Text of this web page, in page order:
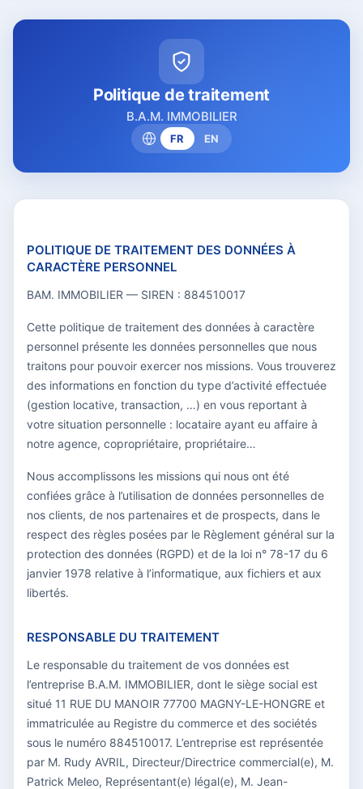
Politique de traitement
B.A.M. IMMOBILIER
FR EN
POLITIQUE DE TRAITEMENT DES DONNÉES À
CARACTÈRE PERSONNEL
BAM. IMMOBILIER — SIREN : 884510017
Cette politique de traitement des données à caractère
personnel présente les données personnelles que nous
traitons pour pouvoir exercer nos missions. Vous trouverez
des informations en fonction du type d’activité effectuée
(gestion locative, transaction, …) en vous reportant à
votre situation personnelle : locataire ayant eu affaire à
notre agence, copropriétaire, propriétaire…
Nous accomplissons les missions qui nous ont été
confiées grâce à l’utilisation de données personnelles de
nos clients, de nos partenaires et de prospects, dans le
respect des règles posées par le Règlement général sur la
protection des données (RGPD) et de la loi n° 78-17 du 6
janvier 1978 relative à l’informatique, aux fichiers et aux
libertés.
RESPONSABLE DU TRAITEMENT
Le responsable du traitement de vos données est
l’entreprise B.A.M. IMMOBILIER, dont le siège social est
situé 11 RUE DU MANOIR 77700 MAGNY-LE-HONGRE et
immatriculée au Registre du commerce et des sociétés
sous le numéro 884510017. L’entreprise est représentée
par M. Rudy AVRIL, Directeur/Directrice commercial(e), M.
Patrick Meleo, Représentant(e) légal(e), M. Jean-